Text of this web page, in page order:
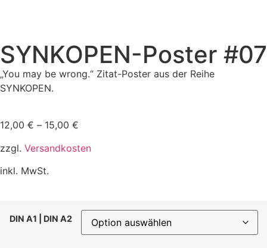
SYNKOPEN-Poster #07
„You may be wrong.“ Zitat-Poster aus der Reihe
SYNKOPEN.
12,00 € – 15,00 €
zzgl. Versandkosten
inkl. MwSt.
DIN A1 | DIN A2